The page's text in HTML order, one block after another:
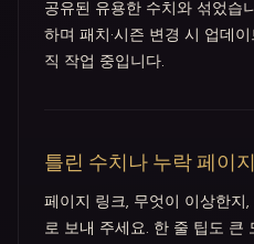
공유된 유용한 수치와 섞었습
하며 패치·시즌 변경 시 업데
직 작업 중입니다.
틀린 수치나 누락 페이
페이지 링크, 무엇이 이상한지
로 보내 주세요. 한 줄 팁도